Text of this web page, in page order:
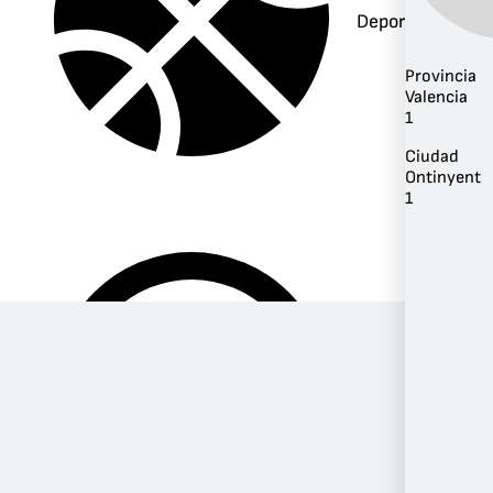
Deportes
Provincia
Valencia
1
Ciudad
Ontinyent
1